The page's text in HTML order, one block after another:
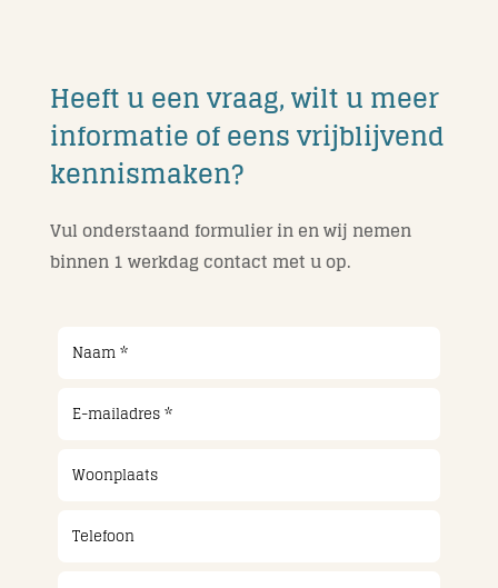
Heeft u een vraag, wilt u meer
informatie of eens vrijblijvend
kennismaken?
Vul onderstaand formulier in en wij nemen
binnen 1 werkdag contact met u op.